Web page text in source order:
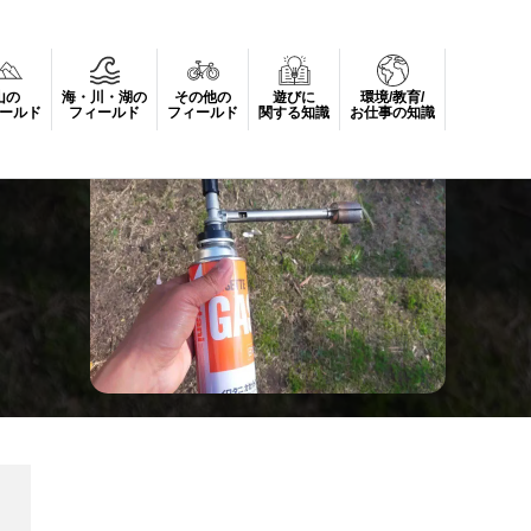
の
ルド
海・川・湖の
フィールド
その他の
フィールド
遊びに
関する知識
環境/教育/
お仕事の知識